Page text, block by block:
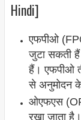
Hindi]
एफपीओ
जुटा सकती हैं
हैं। एफपीओ
से अनुमोदन
ओएफएस
रखा जाता